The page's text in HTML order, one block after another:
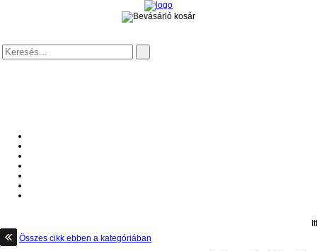
Összes cikk ebben a kategóriában